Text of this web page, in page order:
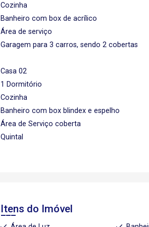
Cozinha
Banheiro com box de acrílico
Área de serviço
Garagem para 3 carros, sendo 2 cobertas
Casa 02
1 Dormitório
Cozinha
Banheiro com box blindex e espelho
Área de Serviço coberta
Quintal
Itens do Imóvel